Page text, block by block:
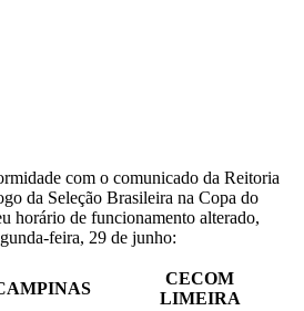
com o comunicado da Reitoria
da Seleção Brasileira na Copa do
horário de funcionamento alterado,
feira, 29 de junho:
CECOM
LIMEIRA